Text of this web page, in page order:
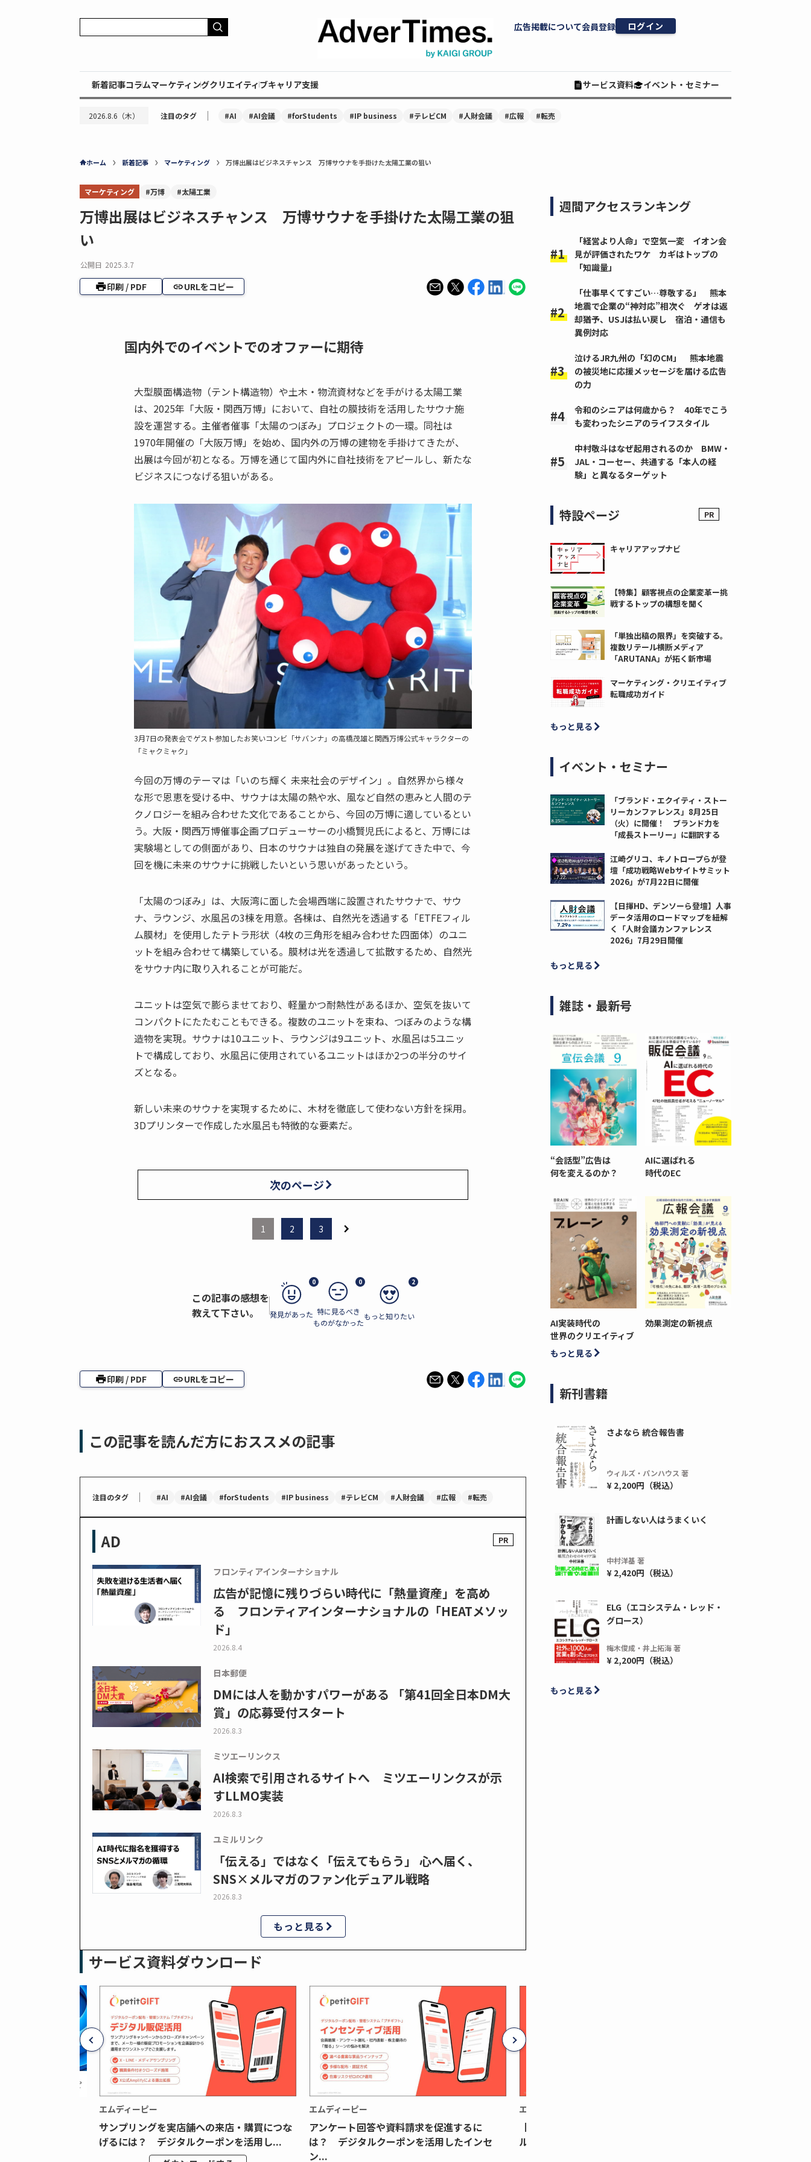
広告掲載について会員登録 ログイン
新着記事コラムマーケティングクリエイティブキャリア支援 サービス資料 イベント・セミナー
2026.8.6（木） 注目のタグ ｜ #AI #AI会議 #forStudents #IP business #テレビCM #人財会議 #広報 #転売
ホーム 新着記事 マーケティング 万博出展はビジネスチャンス 万博サウナを手掛けた太陽工業の狙い
マーケティング #万博 #太陽工業
万博出展はビジネスチャンス 万博サウナを手掛けた太陽工業の狙
い
公開日 2025.3.7
印刷 / PDF URLをコピー
国内外でのイベントでのオファーに期待
大型膜面構造物（テント構造物）や土木・物流資材などを手がける太陽工業
は、2025年「大阪・関西万博」において、自社の膜技術を活用したサウナ施
設を運営する。主催者催事「太陽のつぼみ」プロジェクトの一環。同社は
1970年開催の「大阪万博」を始め、国内外の万博の建物を手掛けてきたが、
出展は今回が初となる。万博を通じて国内外に自社技術をアピールし、新たな
ビジネスにつなげる狙いがある。
3月7日の発表会でゲスト参加したお笑いコンビ「サバンナ」の高橋茂雄と関西万博公式キャラクターの
「ミャクミャク」
今回の万博のテーマは「いのち輝く 未来社会のデザイン」。自然界から様々
な形で恩恵を受ける中、サウナは太陽の熱や水、風など自然の恵みと人間のテ
クノロジーを組み合わせた文化であることから、今回の万博に適しているとい
う。大阪・関西万博催事企画プロデューサーの小橋賢児氏によると、万博には
実験場としての側面があり、日本のサウナは独自の発展を遂げてきた中で、今
回を機に未来のサウナに挑戦したいという思いがあったという。
「太陽のつぼみ」は、大阪湾に面した会場西端に設置されたサウナで、サウ
ナ、ラウンジ、水風呂の3棟を用意。各棟は、自然光を透過する「ETFEフィル
ム膜材」を使用したテトラ形状（4枚の三角形を組み合わせた四面体）のユニ
ットを組み合わせて構築している。膜材は光を透過して拡散するため、自然光
をサウナ内に取り入れることが可能だ。
ユニットは空気で膨らませており、軽量かつ耐熱性があるほか、空気を抜いて
コンパクトにたたむこともできる。複数のユニットを束ね、つぼみのような構
造物を実現。サウナは10ユニット、ラウンジは9ユニット、水風呂は5ユニッ
トで構成しており、水風呂に使用されているユニットはほか2つの半分のサイ
ズとなる。
新しい未来のサウナを実現するために、木材を徹底して使わない方針を採用。
3Dプリンターで作成した水風呂も特徴的な要素だ。
次のページ
1 2 3
この記事の感想を
教えて下さい。
0
発見があった
0
特に見るべき
ものがなかった
2
もっと知りたい
印刷 / PDF URLをコピー
この記事を読んだ方におススメの記事
注目のタグ ｜ #AI #AI会議 #forStudents #IP business #テレビCM #人財会議 #広報 #転売
AD
フロンティアインターナショナル
広告が記憶に残りづらい時代に「熱量資産」を高め
る フロンティアインターナショナルの「HEATメソッ
ド」
2026.8.4
日本郵便
DMには人を動かすパワーがある 「第41回全日本DM大
賞」の応募受付スタート
2026.8.3
ミツエーリンクス
AI検索で引用されるサイトへ ミツエーリンクスが示
すLLMO実装
2026.8.3
ユミルリンク
「伝える」ではなく「伝えてもらう」 心へ届く、
SNS×メルマガのファン化デュアル戦略
2026.8.3
もっと見る
サービス資料ダウンロード
エムディーピー
サンプリングを実店舗への来店・購買につな
げるには？ デジタルクーポンを活用し...
エムディーピー
アンケート回答や資料請求を促進するに
は？ デジタルクーポンを活用したインセ
ン...
エムディーピー
【月間1,000万本以上の配布実績！】デジタ
ルクーポンを活用した販促キャンペーンを...
週間アクセスランキング
「経営より人命」で空気一変 イオン会
見が評価されたワケ カギはトップの
「知識量」
「仕事早くてすごい…尊敬する」 熊本
地震で企業の“神対応”相次ぐ ゲオは返
却猶予、USJは払い戻し 宿泊・通信も
異例対応
泣けるJR九州の「幻のCM」 熊本地震
の被災地に応援メッセージを届ける広告
の力
令和のシニアは何歳から？ 40年でこう
も変わったシニアのライフスタイル
中村敬斗はなぜ起用されるのか BMW・
JAL・コーセー、共通する「本人の経
験」と異なるターゲット
特設ページ
キャリアアップナビ
【特集】顧客視点の企業変革ー挑
戦するトップの構想を聞く
「単独出稿の限界」を突破する。
複数リテール横断メディア
「ARUTANA」が拓く新市場
マーケティング・クリエイティブ
転職成功ガイド
もっと見る
イベント・セミナー
「ブランド・エクイティ・ストー
リーカンファレンス」8月25日
（火）に開催！ ブランド力を
「成長ストーリー」に翻訳する
江崎グリコ、キノトロープらが登
壇「成功戦略Webサイトサミット
2026」が7月22日に開催
【日揮HD、デンソーら登壇】人事
データ活用のロードマップを紐解
く「人財会議カンファレンス
2026」7月29日開催
もっと見る
雑誌・最新号
“会話型”広告は
何を変えるのか？
AIに選ばれる
時代のEC
AI実装時代の
世界のクリエイティブ
効果測定の新視点
もっと見る
新刊書籍
さよなら 統合報告書
ウィルズ・パンハウス 著
¥ 2,200円（税込）
計画しない人はうまくいく
中村洋基 著
¥ 2,420円（税込）
ELG（エコシステム・レッド・
グロース）
梅木俊成・井上拓海 著
¥ 2,200円（税込）
もっと見る